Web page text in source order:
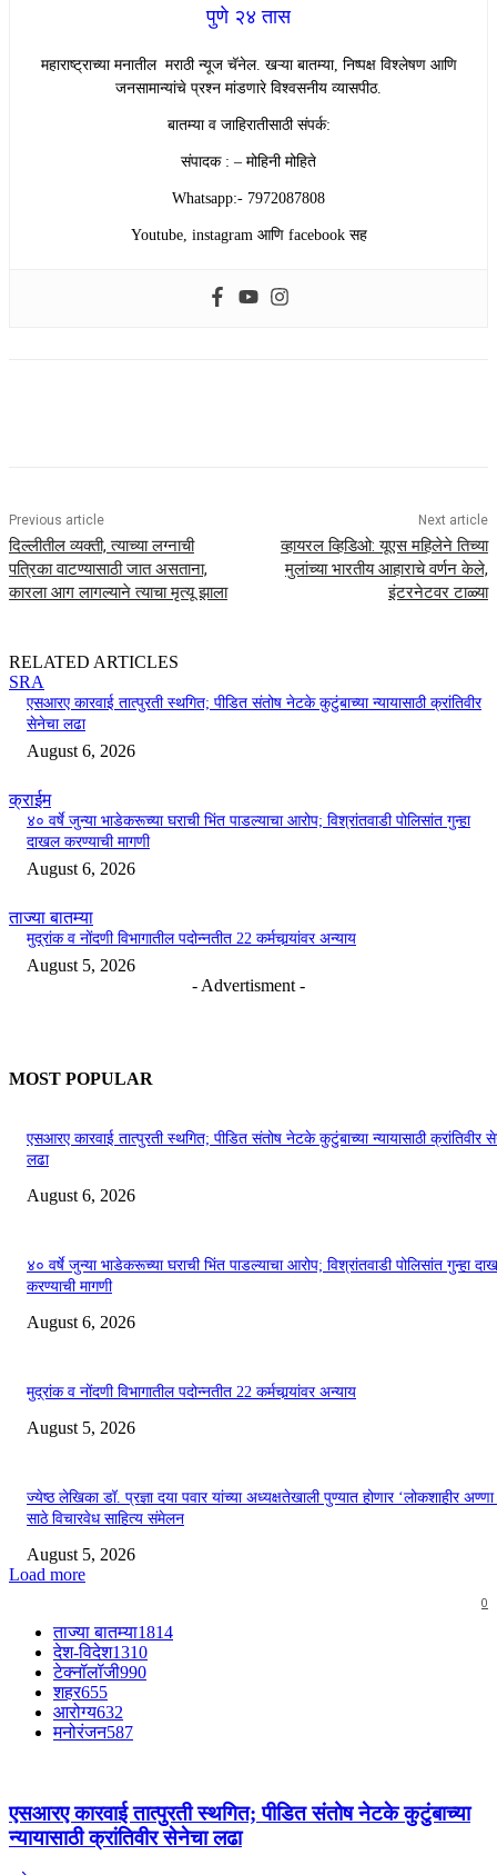
पुणे २४ तास
महाराष्ट्राच्या मनातील मराठी न्यूज चॅनेल. खऱ्या बातम्या, निष्पक्ष विश्लेषण आणि
जनसामान्यांचे प्रश्न मांडणारे विश्वसनीय व्यासपीठ.
बातम्या व जाहिरातीसाठी संपर्क:
संपादक : – मोहिनी मोहिते
Whatsapp:- 7972087808
Youtube, instagram आणि facebook सह
Previous article
दिल्लीतील व्यक्ती, त्याच्या लग्नाची
पत्रिका वाटण्यासाठी जात असताना,
कारला आग लागल्याने त्याचा मृत्यू झाला
Next article
व्हायरल व्हिडिओ: यूएस महिलेने तिच्या
मुलांच्या भारतीय आहाराचे वर्णन केले,
इंटरनेटवर टाळ्या
RELATED ARTICLES
SRA
एसआरए कारवाई तात्पुरती स्थगित; पीडित संतोष नेटके कुटुंबाच्या न्यायासाठी क्रांतिवीर
सेनेचा लढा
August 6, 2026
क्राईम
४० वर्षे जुन्या भाडेकरूच्या घराची भिंत पाडल्याचा आरोप; विश्रांतवाडी पोलिसांत गुन्हा
दाखल करण्याची मागणी
August 6, 2026
ताज्या बातम्या
मुद्रांक व नोंदणी विभागातील पदोन्नतीत 22 कर्मचार्‍यांवर अन्याय
August 5, 2026
- Advertisment -
MOST POPULAR
एसआरए कारवाई तात्पुरती स्थगित; पीडित संतोष नेटके कुटुंबाच्या न्यायासाठी क्रांतिवीर
लढा
August 6, 2026
४० वर्षे जुन्या भाडेकरूच्या घराची भिंत पाडल्याचा आरोप; विश्रांतवाडी पोलिसांत गुन्हा
करण्याची मागणी
August 6, 2026
मुद्रांक व नोंदणी विभागातील पदोन्नतीत 22 कर्मचार्‍यांवर अन्याय
August 5, 2026
ज्येष्ठ लेखिका डॉ. प्रज्ञा दया पवार यांच्या अध्यक्षतेखाली पुण्यात होणार ‘लोकशाहीर
साठे विचारवेध साहित्य संमेलन
August 5, 2026
Load more
0
ताज्या बातम्या1814
देश-विदेश1310
टेक्नॉलॉजी990
शहर655
आरोग्य632
मनोरंजन587
एसआरए कारवाई तात्पुरती स्थगित; पीडित संतोष नेटके कुटुंबाच्या
न्यायासाठी क्रांतिवीर सेनेचा लढा